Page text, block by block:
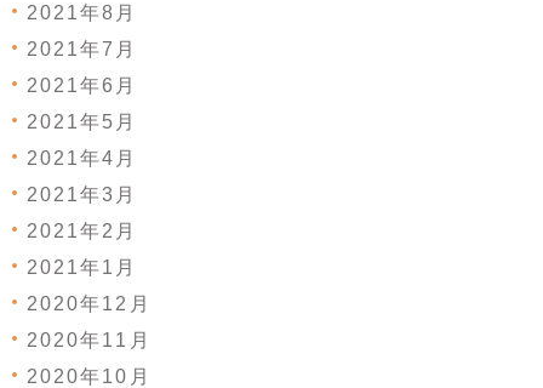
2021年8月
2021年7月
2021年6月
2021年5月
2021年4月
2021年3月
2021年2月
2021年1月
2020年12月
2020年11月
2020年10月